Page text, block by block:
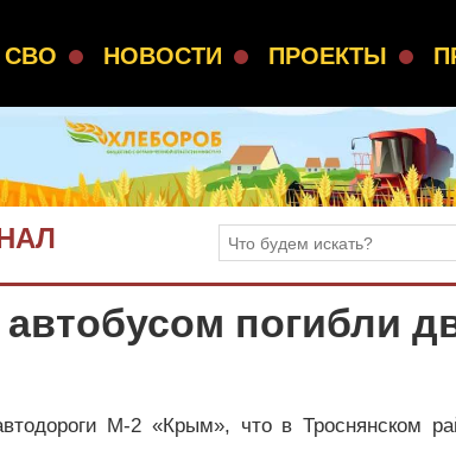
СВО НОВОСТИ ПРОЕКТЫ
погибли
М-2 «Крым», что в Троснянском